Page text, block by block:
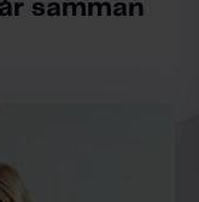
samman